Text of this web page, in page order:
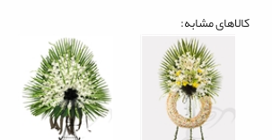
کالاهای مشابه: